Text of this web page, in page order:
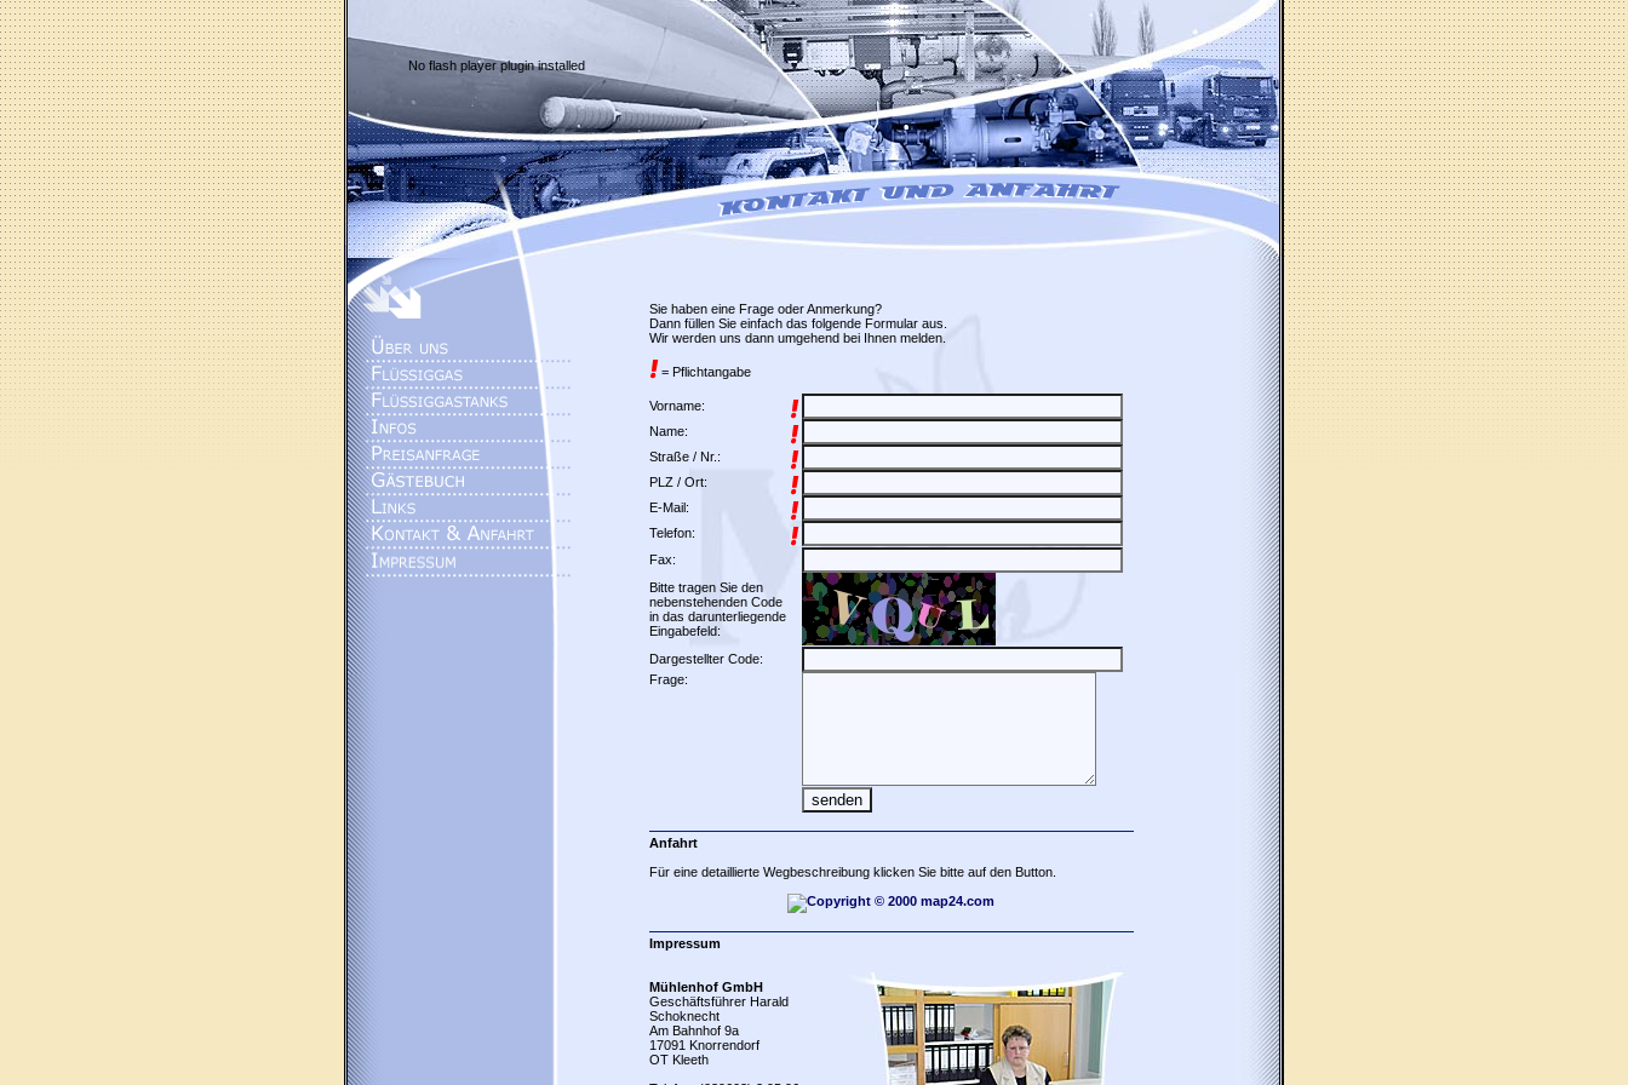
No flash player plugin installed
Sie haben eine Frage oder Anmerkung?
Dann füllen Sie einfach das folgende Formular aus.
Wir werden uns dann umgehend bei Ihnen melden.
= Pflichtangabe
Vorname:
Name:
Straße / Nr.:
PLZ / Ort:
E-Mail:
Telefon:
Fax:
Bitte tragen Sie den
nebenstehenden Code
in das darunterliegende
Eingabefeld:
Dargestellter Code:
Frage:
Anfahrt
Für eine detaillierte Wegbeschreibung klicken Sie bitte auf den Button.
Impressum
Mühlenhof GmbH
Geschäftsführer Harald
Schoknecht
Am Bahnhof 9a
17091 Knorrendorf
OT Kleeth